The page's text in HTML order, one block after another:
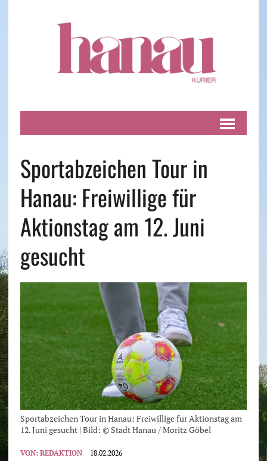
Sportabzeichen Tour in
Hanau: Freiwillige für
Aktionstag am 12. Juni
gesucht
Sportabzeichen Tour in Hanau: Freiwillige für Aktionstag am
12. Juni gesucht | Bild: © Stadt Hanau / Moritz Göbel
VON: REDAKTION 18.02.2026